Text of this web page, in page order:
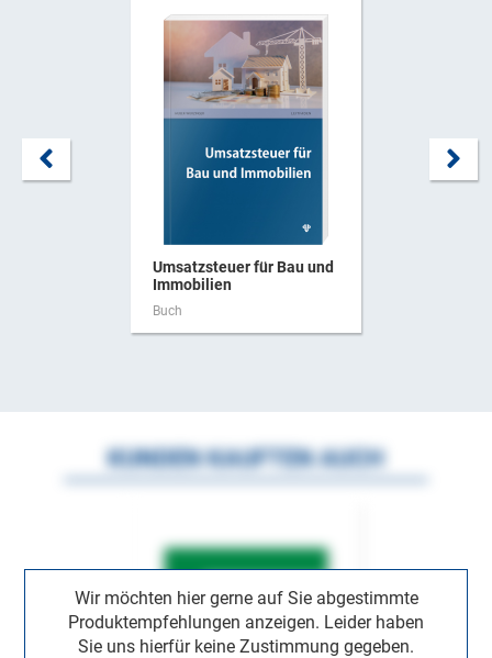
Umsatzsteuer für Bau und
Immobilien
Buch
Wir möchten hier gerne auf Sie abgestimmte
Produktempfehlungen anzeigen. Leider haben
Sie uns hierfür keine Zustimmung gegeben.
KUNDEN KAUFTEN AUCH